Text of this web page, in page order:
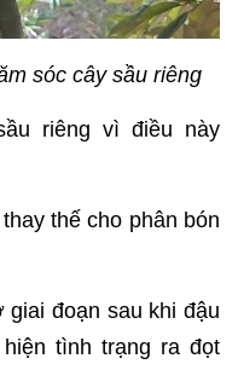
sóc cây sầu riêng
riêng vì điều này
thế cho phân bón
đoạn sau khi đậu
tình trạng ra đọt